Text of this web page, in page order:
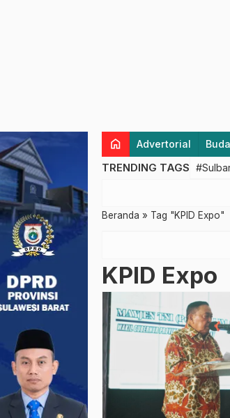
home Advertorial
TRENDING TAGS
Beranda » Tag "KPID Expo"
KPID Expo